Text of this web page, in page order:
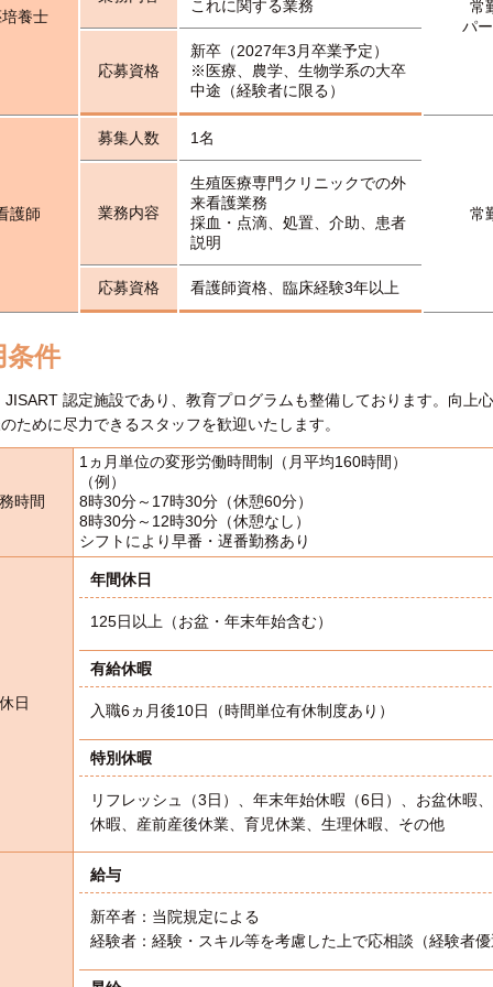
養士
常
パ
これに関する業務
応募資格
新卒（2027年3月卒業予定）
※医療、農学、生物学系の大卒
中途（経験者に限る）
護師
募集人数 1名
常
業務内容
生殖医療専門クリニックでの外
来看護業務
採血・点滴、処置、介助、患者
説明
応募資格 看護師資格、臨床経験3年以上
条件
JISART 認定施設であり、教育プログラムも整備しております。向上
ために尽力できるスタッフを歓迎いたします。
時間
1ヵ月単位の変形労働時間制（月平均160時間）
（例）
8時30分～17時30分（休憩60分）
8時30分～12時30分（休憩なし）
シフトにより早番・遅番勤務あり
休日
年間休日
125日以上（お盆・年末年始含む）
有給休暇
入職6ヵ月後10日（時間単位有休制度あり）
特別休暇
リフレッシュ（3日）、年末年始休暇（6日）、お盆休暇
休暇、産前産後休業、育児休業、生理休暇、その他
給与
新卒者：当院規定による
経験者：経験・スキル等を考慮した上で応相談（経験者優